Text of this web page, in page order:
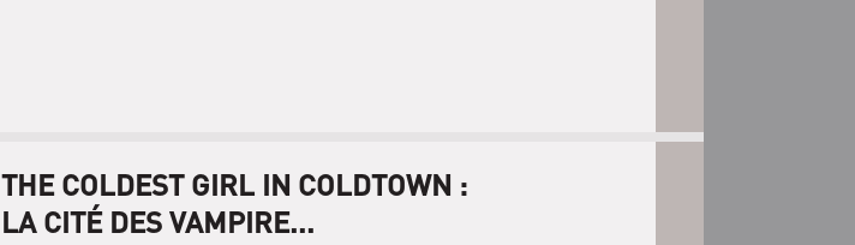
THE COLDEST GIRL IN COLDTOWN :
LA CITÉ DES VAMPIRE...